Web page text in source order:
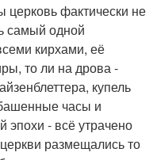
фактически не
самый одной
кирхами, её
то ли на дрова -
купель
часы и
эпохи - всё утрачено
размещались то